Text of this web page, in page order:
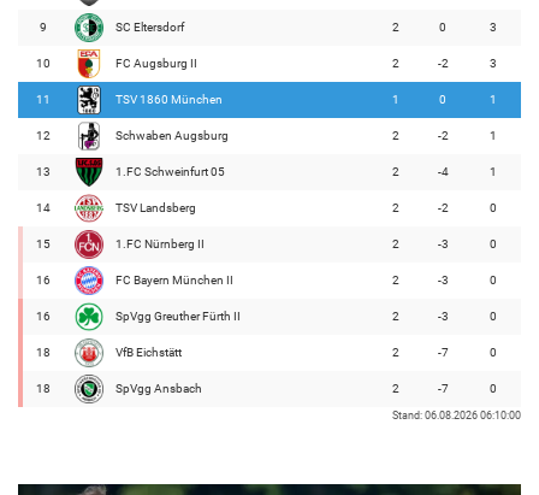
9 SC Eltersdorf 2 0 3
10 FC Augsburg II 2 -2 3
11 TSV 1860 München 1 0 1
12 Schwaben Augsburg 2 -2 1
13 1.FC Schweinfurt 05 2 -4 1
14 TSV Landsberg 2 -2 0
15 1.FC Nürnberg II 2 -3 0
16 FC Bayern München II 2 -3 0
16 SpVgg Greuther Fürth II 2 -3 0
18 VfB Eichstätt 2 -7 0
18 SpVgg Ansbach 2 -7 0
Stand: 06.08.2026 06:10:00